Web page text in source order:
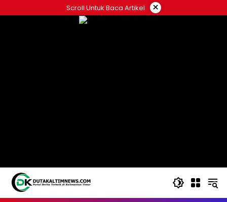
to
Scroll Untuk Baca Artikel ×